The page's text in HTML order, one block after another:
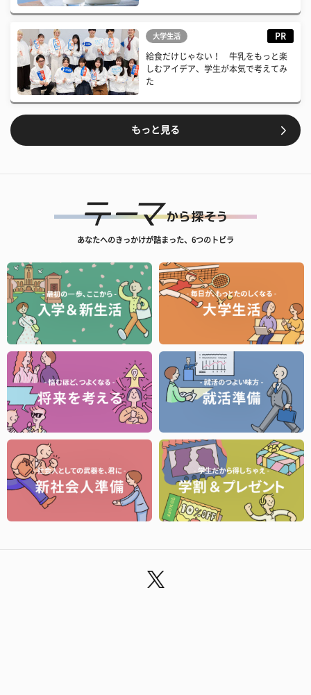
大学生活 PR
給食だけじゃない！ 牛乳をもっと楽
しむアイデア、学生が本気で考えてみ
た
もっと見る
あなたへのきっかけが詰まった、6つのトビラ